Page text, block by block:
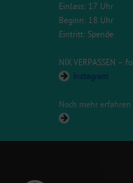
Einlass: 17 Uhr
Beginn: 18 Uhr
Eintritt: Spende
NIX VERPASSEN –
Instagram
Noch mehr erfahren